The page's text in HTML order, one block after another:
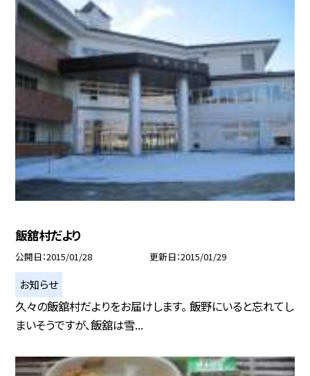
飯舘村だより
公開日 2015/01/28 更新日 2015/01/29
お知らせ
久々の飯舘村だよりをお届けします。 飯野にいると忘れてし
まいそうですが、飯舘は雪...